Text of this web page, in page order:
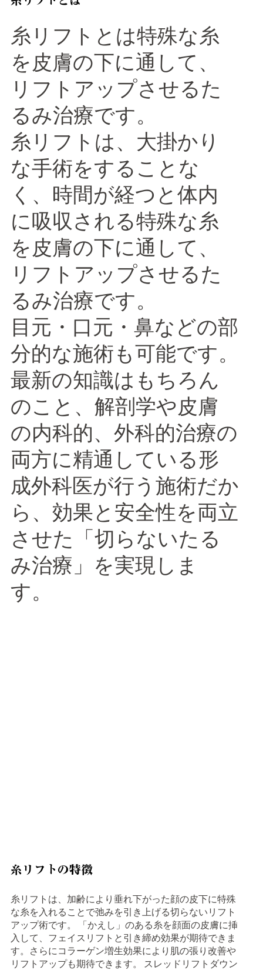
糸リフトとは特殊な糸
を皮膚の下に通して、
リフトアップさせるた
るみ治療です。
糸リフトは、大掛かり
な手術をすることな
く、時間が経つと体内
に吸収される特殊な糸
を皮膚の下に通して、
リフトアップさせるた
るみ治療です。
目元・口元・鼻などの部
分的な施術も可能です。
最新の知識はもちろん
のこと、解剖学や皮膚
の内科的、外科的治療の
両方に精通している形
成外科医が行う施術だか
ら、効果と安全性を両立
させた「切らないたる
み治療」を実現しま
す。
糸リフトの特徴
糸リフトは、加齢により垂れ下がった顔の皮下に特殊
な糸を入れることで弛みを引き上げる切らないリフト
アップ術です。 「かえし」のある糸を顔面の皮膚に挿
入して、フェイスリフトと引き締め効果が期待できま
す。さらにコラーゲン増生効果により肌の張り改善や
リフトアップも期待できます。 スレッドリフトダウン